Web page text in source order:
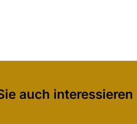
auch interessieren